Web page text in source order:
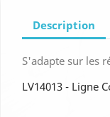
Description
S'adapte sur les
LV14013 - Ligne